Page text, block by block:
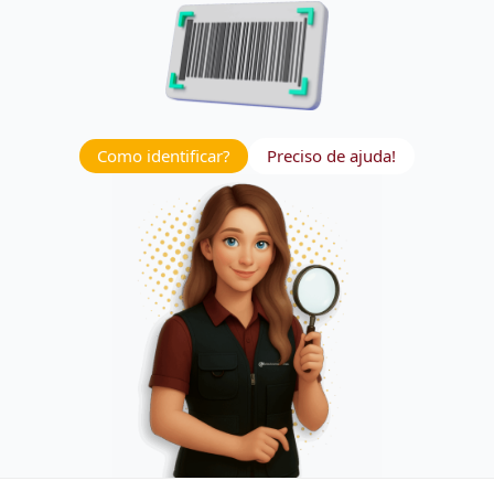
Como identificar? Preciso de ajuda!